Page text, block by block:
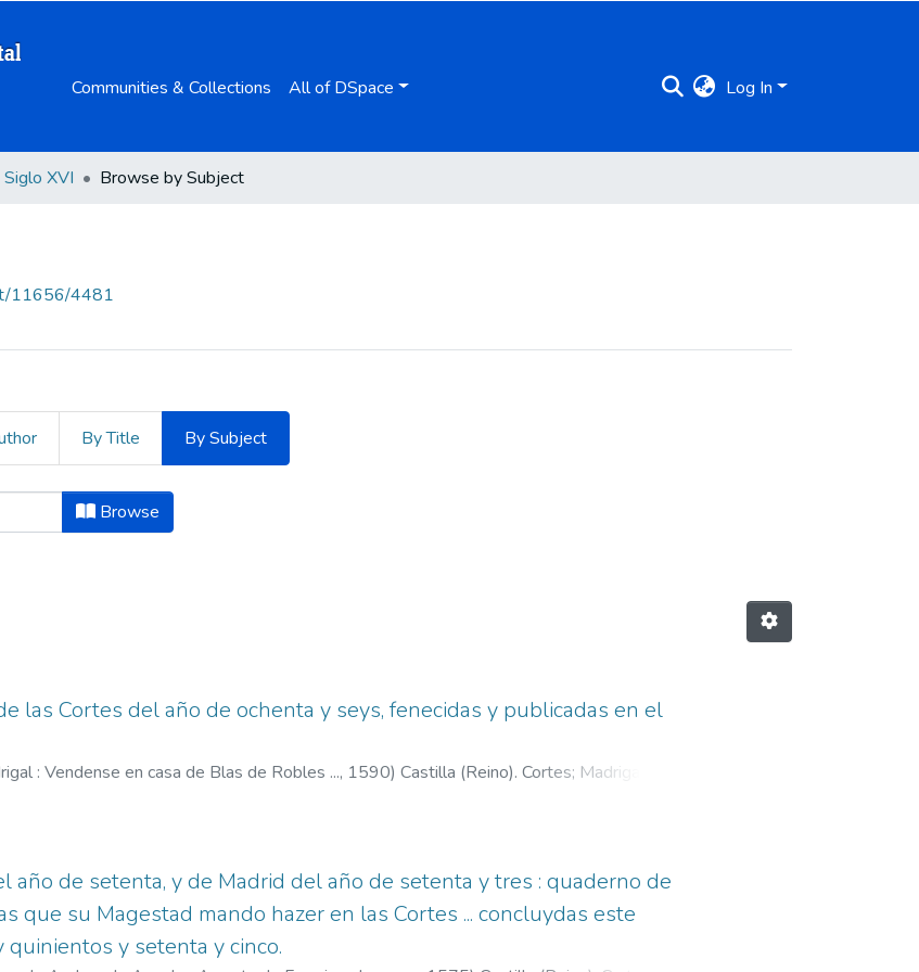
Communities & Collections All of DSpace Log In
Siglo XVI Browse by Subject
11656/4481
By Title By Subject
pública Castilla (Reino) s.XVI fuentes"
Browse
las Cortes del año de ochenta y seys, fenecidas y publicadas en el
: Vendense en casa de Blas de Robles ..., 1590) Castilla (Reino). Cortes; Madrigal,
año de setenta, y de Madrid del año de setenta y tres : quaderno de
que su Magestad mando hazer en las Cortes ... concluydas este
y setenta y cinco.